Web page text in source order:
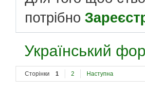
потрібно
Український
Сторінки 1 2 Наступна